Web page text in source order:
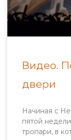
Видео.
двери
Начиная с
пятой
тропари, в